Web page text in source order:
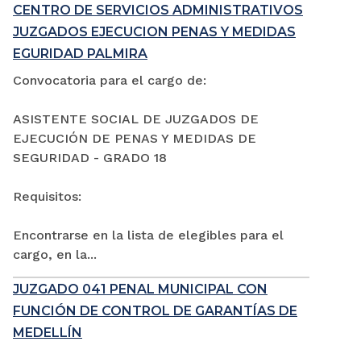
CENTRO DE SERVICIOS ADMINISTRATIVOS
JUZGADOS EJECUCION PENAS Y MEDIDAS
EGURIDAD PALMIRA
Convocatoria para el cargo de:
ASISTENTE SOCIAL DE JUZGADOS DE
EJECUCIÓN DE PENAS Y MEDIDAS DE
SEGURIDAD - GRADO 18
Requisitos:
Encontrarse en la lista de elegibles para el
cargo, en la...
JUZGADO 041 PENAL MUNICIPAL CON
FUNCIÓN DE CONTROL DE GARANTÍAS DE
MEDELLÍN